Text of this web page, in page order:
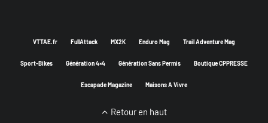
VTTAE.fr FullAttack MX2K Enduro Mag Trail Adventure Mag
Sport-Bikes Génération 4×4 Génération Sans Permis Boutique CPPRESSE
Escapade Magazine Maisons A Vivre
Retour en haut